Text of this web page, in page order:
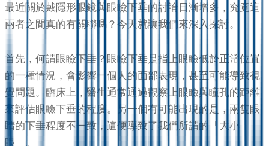
最近關於戴隱形眼鏡與眼瞼下垂的討論日漸增多，究竟這
兩者之間真的有關聯嗎？今天就讓我們來深入探討。
首先，何謂眼瞼下垂？眼瞼下垂是指上眼瞼低於正常位置
的一種情況，會影響一個人的面部表現，甚至可能導致視
覺問題。臨床上，醫生通常通過觀察上眼瞼與瞳孔的距離
來評估眼瞼下垂的程度。另一個有可能出現的是，兩隻眼
睛的下垂程度不一致，這便導致了我們所謂的「大小
眼」。